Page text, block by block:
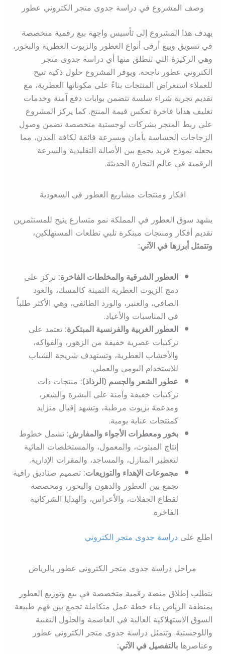
وصف المشروع في دراسة جدوى متجر الكتروني عطور
يهدف هذا المشروع إلى تأسيس واجهة بيع رقمية متخصصة
في تسويق وبيع أرقى أنواع العطور والزيوت العطرية والبخور،
وهي الركيزة التي تنطلق منها أي دراسة جدوى متجر
الكتروني عطور ناجحة. ويوفر المشروع حلول ذكية تتيح
للعملاء استعراض المنتجات بناءً على مكوناتها العطرية، مع
تقديم تجربة شراء سلسة تتضمن بوابات دفع آمنة وخدمات
تغليف هدايا فاخرة تعكس قيمة المنتج. كما يركز المشروع
على ربط المتجر بشركات لوجستية متخصصة تضمن وصول
الزجاجات الحساسة بأمان وبسرعة فائقة لكافة المدن، مما
يجعله نموذج فريد يجمع بين الأصالة التقليدية والسرعة
الرقمية في عالم التجارة الحديثة.
افكار ومنتجات مشاريع العطور في السعودية
يشهد سوق العطور في المملكة نمو متسارع يتيح للمستثمرين
تقديم أفكار ومنتجات مبتكرة تلبي تطلعات المستهلكين،
وتتمثل أبرزها في الآتي:
العطور الشرقية والمخلطات الفاخرة:تركز على
دمج الزيوت العطرية الثمينة كالمسك، والعود
الصافي، والعنبر، والورد الطائفي، وهي الأكثر طلباً
في المناسبات والأعياد.
العطور الغربية والفرنسية المبتكرة:تعتمد على
تركيبات عصرية خفيفة من الزهور، والفواكه،
والأخشاب العطرية، وتستهدف شريحة الشباب
للاستخدام اليومي والعملي.
عطور الشعر والجسم (الرذاذ):منتجات ذات
تركيبات خفيفة وآمنة على البشرة والشعر،
ومدعمة بزيوت مرطبة، وتشهد إقبال متزايد
كمنتجات عناية يومية.
بخور ومعطرات الأجواء والمفارش:تشمل خطوط
إنتاج المبثوث، والمعمول، والمستخلصات المائية
لتعطير المنازل، والمساجد، والمقرات الإدارية.
مجموعات الإهداء والتوزيعات:تصميم صناديق راقية
تجمع بين العطور والدهون والبخور، ومخصصة
لقطاع الحفلات، والأعراس، والهدايا الشركاتية
الفاخرة.
اطلع على دراسة جدوى متجر الكتروني
مراحل دراسة جدوى متجر الكتروني عطور بالرياض
يتطلب إطلاق منصة رقمية متخصصة في بيع وتوزيع العطور
بمنطقة الرياض بناء خطة عمل متكاملة تجمع بين فهم طبيعة
السوق الاستهلاكية العالية في العاصمة والحلول التقنية
واللوجستية. وتتمثل دراسة جدوى متجر الكتروني عطور
وعناصرها بالتفصيل في الآتي: